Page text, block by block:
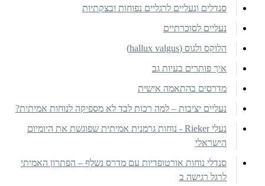
סנדלים ונעליים לרגליים נפוחות ובצקתיות
נעליים לסוכרתיים
הלוקס ולגוס (hallux valgus)
איך פותרים בעיות גב
מדרסים בהתאמה אישית
נעליים יציבות – למה רכות לבד לא מספיקה לנוחות אמיתית?
נעלי Rieker - נוחות גרמנית אמיתית שפוגשת את היומיום
הישראלי
סנדלי נוחות אורטופדיות עם מדרס נשלף – הפתרון האמיתי
לרגל רגישה ב